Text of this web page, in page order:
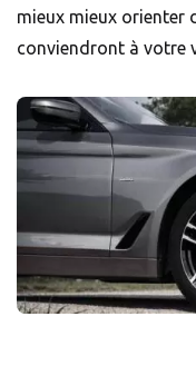
mieux mieux orienter
conviendront à votre